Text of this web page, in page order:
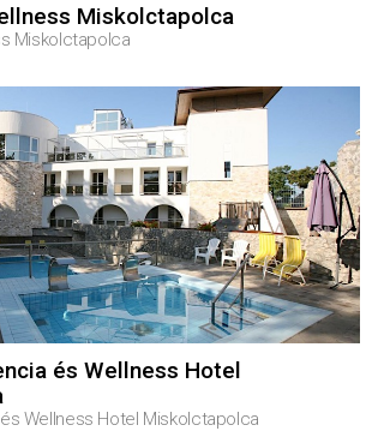
Miskolctapolca
Miskolctapolca
és Wellness Hotel
Wellness Hotel Miskolctapolca